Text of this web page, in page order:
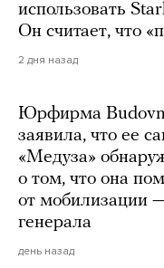
использовать
Он считает, что
2 дня назад
Юрфирма
заявила, что ее
«Медуза»
о том, что она
от мобилизации
генерала
день назад